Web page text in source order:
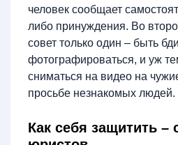
человек сообщает
либо принуждения. Во
совет только один – быть
фотографироваться, и уж
сниматься на видео на
просьбе незнакомых людей.
Как себя защитить –